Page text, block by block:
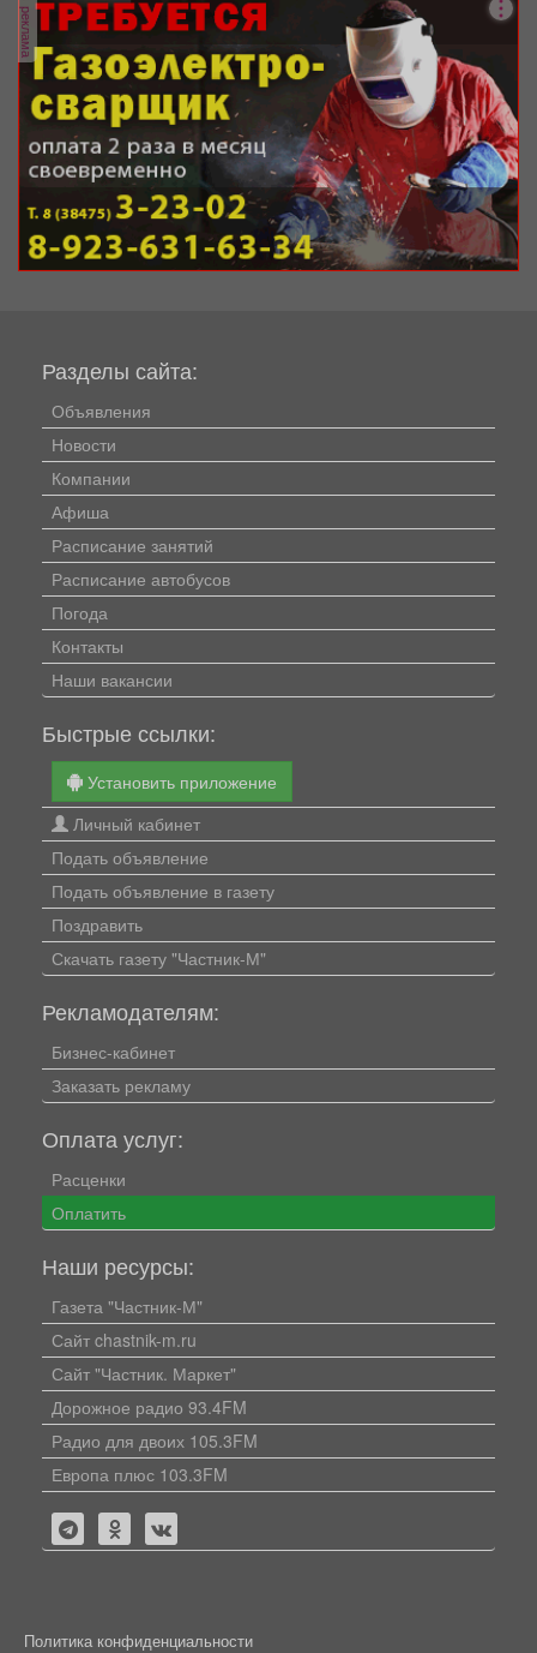
реклама
Разделы сайта:
Объявления
Новости
Компании
Афиша
Расписание занятий
Расписание автобусов
Погода
Контакты
Наши вакансии
Быстрые ссылки:
Установить приложение
Личный кабинет
Подать объявление
Подать объявление в газету
Поздравить
Скачать газету "Частник-М"
Рекламодателям:
Бизнес-кабинет
Заказать рекламу
Оплата услуг:
Расценки
Оплатить
Наши ресурсы:
Газета "Частник-М"
Сайт chastnik-m.ru
Сайт "Частник. Маркет"
Дорожное радио 93.4FM
Радио для двоих 105.3FM
Европа плюс 103.3FM
Политика конфиденциальности